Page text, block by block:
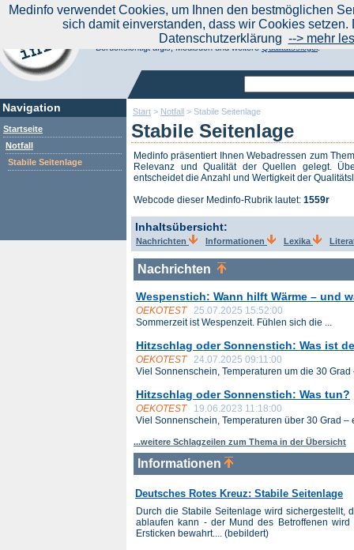
Start > Notfall > Stabile Seitenlage
Stabile Seitenlage
Medinfo präsentiert Ihnen Webadressen zum
Relevanz und Qualität der Quellen gelegt.
entscheidet die Anzahl und Wertigkeit der
Webcode dieser Medinfo-Rubrik lautet: 1559r
Inhaltsübersicht:
Nachrichten Informationen Lexika
Nachrichten
Wespenstich: Wann hilft Wärme – und
OEKOTEST
25.07.2025 15:52:00
Sommerzeit ist Wespenzeit. Fühlen sich die ...
Hitzschlag oder Sonnenstich: Was ist
OEKOTEST
24.07.2025 09:11:00
Viel Sonnenschein, Temperaturen um die 30 Grad
Hitzschlag oder Sonnenstich: Was tun?
OEKOTEST
19.06.2023 11:18:00
Viel Sonnenschein, Temperaturen über 30 Grad –
...weitere Schlagzeilen zum Thema in der Übersicht
Informationen
Deutsches Rotes Kreuz: Stabile Seitenlage
Durch die Stabile Seitenlage wird sichergestellt,
ablaufen kann - der Mund des Betroffenen
Ersticken bewahrt.... (bebildert)
Navigation
Startseite
Notfall
Stabile Seitenlage
Aktuelle Nachrichten|
Suchen Sie noch oder Finden Sie schon?
Medinfo.de - Meta-Portal für Gesundheitsthemen
Berücksichtigt afgis, Medisuch und weitereQualitätssiegel.
Medinfo verwendet Cookies, um Ihnen den bestmöglichen
sich damit einverstanden, dass wir Cookies
Datenschutzerklärung --> mehr